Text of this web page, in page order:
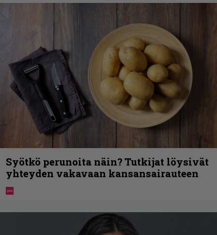
Syötkö perunoita näin? Tutkijat löysivät
yhteyden vakavaan kansansairauteen